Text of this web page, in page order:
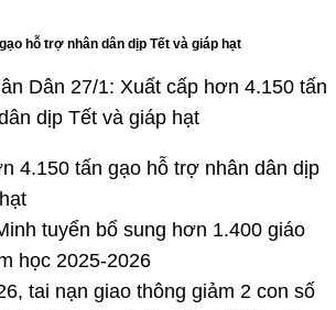
hỗ trợ nhân dân dịp Tết và giáp hạt
Dân 27/1: Xuất cấp hơn 4.150 tấn
dịp Tết và giáp hạt
4.150 tấn gạo hỗ trợ nhân dân dịp
tuyển bổ sung hơn 1.400 giáo
học 2025-2026
tai nạn giao thông giảm 2 con số